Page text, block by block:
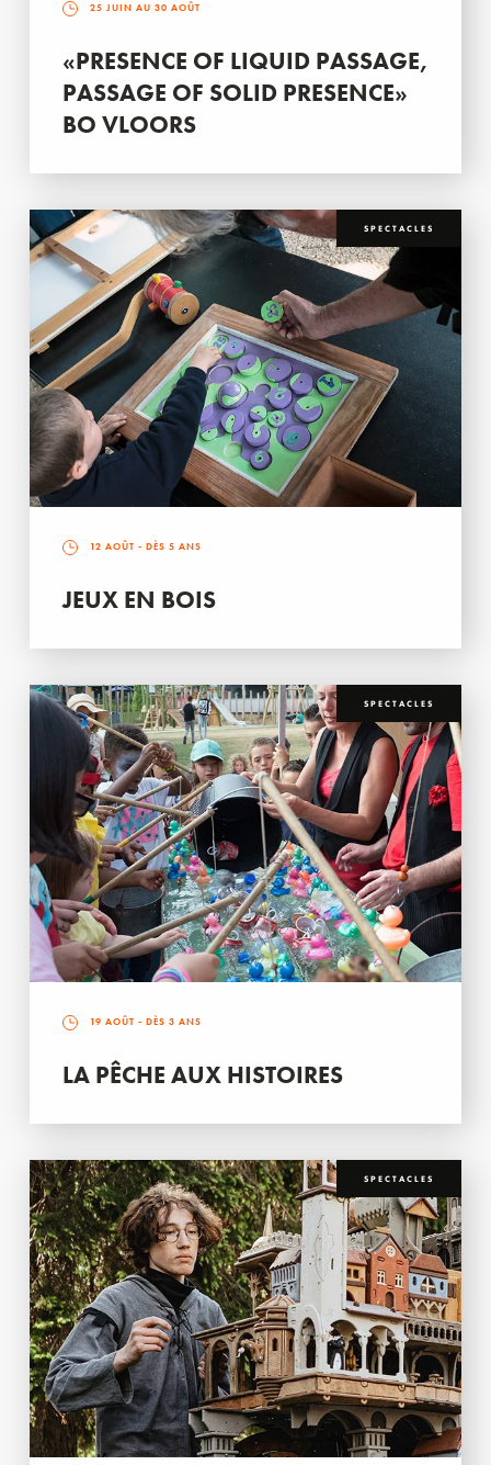
25 JUIN AU 30 AOÛT
«PRESENCE OF LIQUID PASSAGE,
PASSAGE OF SOLID PRESENCE»
BO VLOORS
SPECTACLES
12 AOÛT - DÈS 5 ANS
JEUX EN BOIS
SPECTACLES
19 AOÛT - DÈS 3 ANS
LA PÊCHE AUX HISTOIRES
SPECTACLES